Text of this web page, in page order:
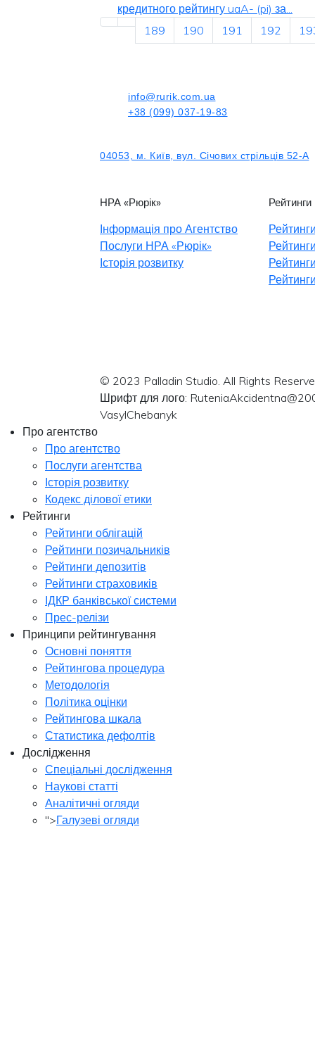
кредитного рейтингу uaA- (pi) за...
189
190 191 192
info@rurik.com.ua
+38 (099) 037-19-83
04053, м. Київ, вул. Січових стрільців 52-А
НРА «Рюрік»
Інформація про Агентство
Послуги НРА «Рюрік»
Історія розвитку
Рейтинги
© 2023 Palladin Studio. All Rights
Шрифт для лого:
VasylChebanyk
Про агентство
Про агентство
Послуги агентства
Історія розвитку
Кодекс ділової етики
Рейтинги
Рейтинги облігацій
Рейтинги позичальників
Рейтинги депозитів
Рейтинги страховиків
ІДКР банківської системи
Прес-релізи
Принципи рейтингування
Основні поняття
Рейтингова процедура
Методологія
Політика оцінки
Рейтингова шкала
Статистика дефолтів
Дослідження
Спеціальні дослідження
Наукові статті
Аналітичні огляди
">Галузеві огляди